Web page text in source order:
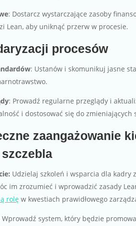
: Dostarcz wystarczające zasoby
Lean, aby uniknąć przerw w procesie.
procesów
: Ustanów i skomunikuj jasne
: Prowadź regularne przeglądy i
i dostosować się do zmieniających
zaangażowanie
Udzielaj szkoleń i wsparcia dla kadry
im zrozumieć i wprowadzić zasady
rolę w kwestiach prawidłowego
Wprowadź system, który będzie